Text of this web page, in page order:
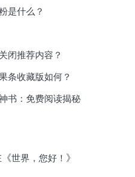
是什么？
闭推荐内容？
条收藏版如何？
书：免费阅读揭秘
世界，您好！ 》